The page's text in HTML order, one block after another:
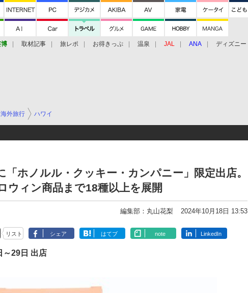
博 取材記事 旅レポ お得きっぷ 温泉 JAL ANA ディズニー
海外旅行 ハワイ
「ホノルル・クッキー・カンパニー」限定出店。
ウィン商品まで18種以上を展開
編集部：丸山花梨 2024年10月18日 13:53
リスト シェア はてブ note LinkedIn
～29日 出店